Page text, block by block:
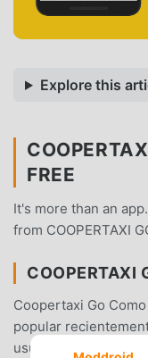
Explore this
FREE
It's more than an
from COOPERTAXI
COOPERTAXI
Coopertaxi Go
popular
usuarios que aman